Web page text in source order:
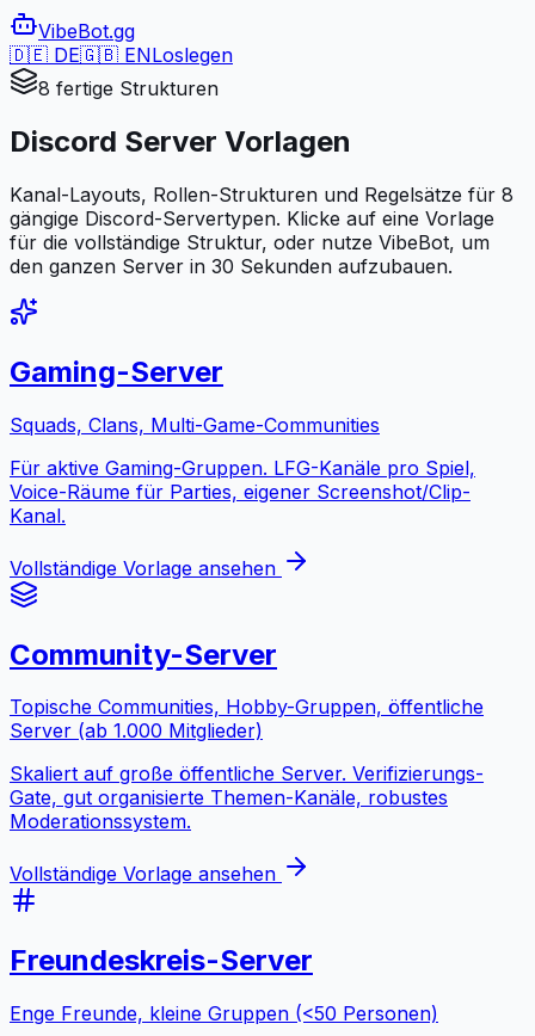
VibeBot.gg
🇩🇪 DE🇬🇧 ENLoslegen
8 fertige Strukturen
Discord Server Vorlagen
Kanal-Layouts, Rollen-Strukturen und Regelsätze für 8
gängige Discord-Servertypen. Klicke auf eine Vorlage
für die vollständige Struktur, oder nutze VibeBot, um
den ganzen Server in 30 Sekunden aufzubauen.
Gaming-Server
Squads, Clans, Multi-Game-Communities
Für aktive Gaming-Gruppen. LFG-Kanäle pro Spiel,
Voice-Räume für Parties, eigener Screenshot/Clip-
Kanal.
Vollständige Vorlage ansehen
Community-Server
Topische Communities, Hobby-Gruppen, öffentliche
Server (ab 1.000 Mitglieder)
Skaliert auf große öffentliche Server. Verifizierungs-
Gate, gut organisierte Themen-Kanäle, robustes
Moderationssystem.
Vollständige Vorlage ansehen
Freundeskreis-Server
Enge Freunde, kleine Gruppen (<50 Personen)